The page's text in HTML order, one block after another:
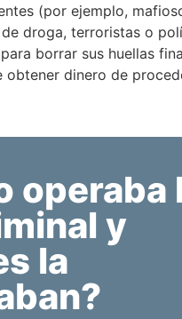
(por ejemplo,
droga, terroristas o
borrar sus huellas
obtener dinero de
operaba
y
la